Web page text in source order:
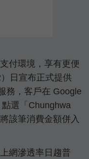
付環境，享有更便
日宣布正式提供
務，客戶在 Google
選「Chunghwa
該筆消費金額併入
網滲透率日趨普